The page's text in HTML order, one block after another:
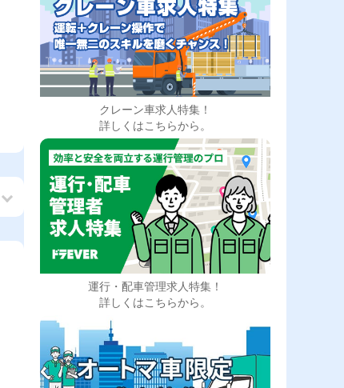
クレーン車求人特集！
詳しくはこちらから。
運行・配車管理求人特集！
詳しくはこちらから。